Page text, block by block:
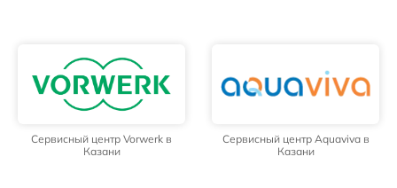
Сервисный центр Vorwerk в
Казани
Сервисный центр Aquaviva в
Казани